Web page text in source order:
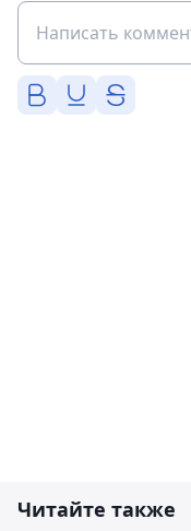
Читайте также